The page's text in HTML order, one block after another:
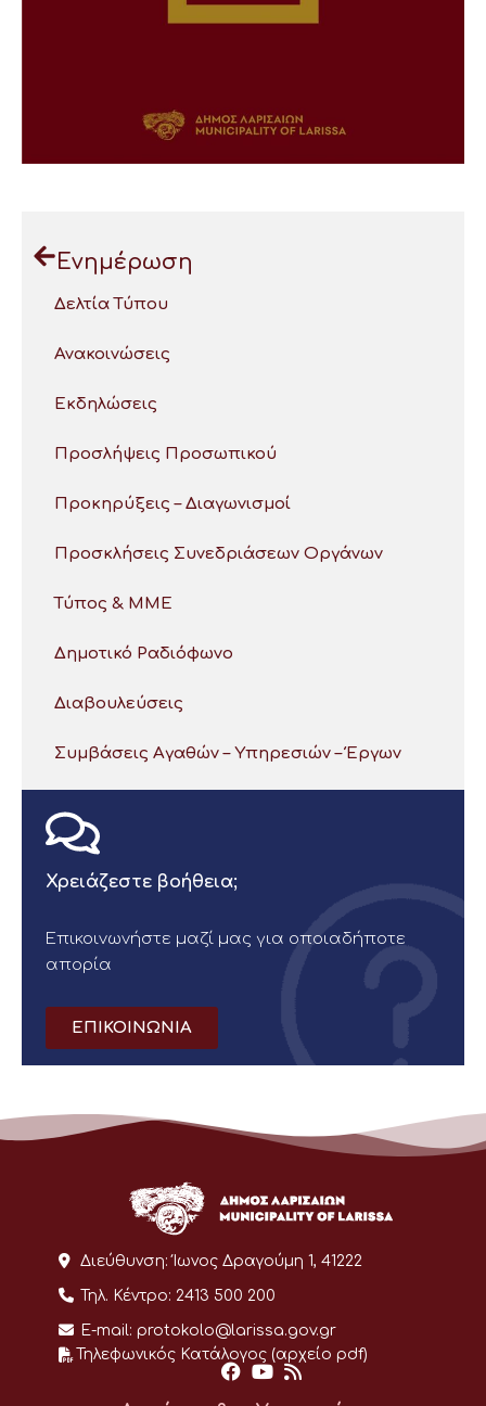
Ενημέρωση
Δελτία Τύπου
Ανακοινώσεις
Εκδηλώσεις
Προσλήψεις Προσωπικού
Προκηρύξεις – Διαγωνισμοί
Προσκλήσεις Συνεδριάσεων Οργάνων
Τύπος & ΜΜΕ
Δημοτικό Ραδιόφωνο
Διαβουλεύσεις
Συμβάσεις Αγαθών – Υπηρεσιών – Έργων
Χρειάζεστε βοήθεια;
Επικοινωνήστε μαζί μας για οποιαδήποτε
απορία
ΕΠΙΚΟΙΝΩΝΙΑ
Διεύθυνση: Ίωνος Δραγούμη 1, 41222
Τηλ. Κέντρο: 2413 500 200
E-mail: protokolo@larissa.gov.gr
Τηλεφωνικός Κατάλογος (αρχείο pdf)